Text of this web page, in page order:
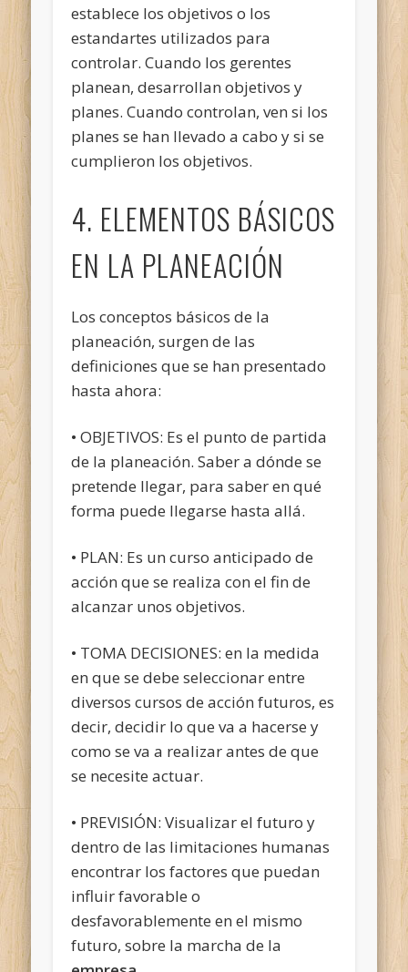
establece los objetivos o los
estandartes utilizados para
controlar. Cuando los gerentes
planean, desarrollan objetivos y
planes. Cuando controlan, ven si los
planes se han llevado a cabo y si se
cumplieron los objetivos.
4. ELEMENTOS BÁSICOS
EN LA PLANEACIÓN
Los conceptos básicos de la
planeación, surgen de las
definiciones que se han presentado
hasta ahora:
• OBJETIVOS: Es el punto de partida
de la planeación. Saber a dónde se
pretende llegar, para saber en qué
forma puede llegarse hasta allá.
• PLAN: Es un curso anticipado de
acción que se realiza con el fin de
alcanzar unos objetivos.
• TOMA DECISIONES: en la medida
en que se debe seleccionar entre
diversos cursos de acción futuros, es
decir, decidir lo que va a hacerse y
como se va a realizar antes de que
se necesite actuar.
• PREVISIÓN: Visualizar el futuro y
dentro de las limitaciones humanas
encontrar los factores que puedan
influir favorable o
desfavorablemente en el mismo
futuro, sobre la marcha de la